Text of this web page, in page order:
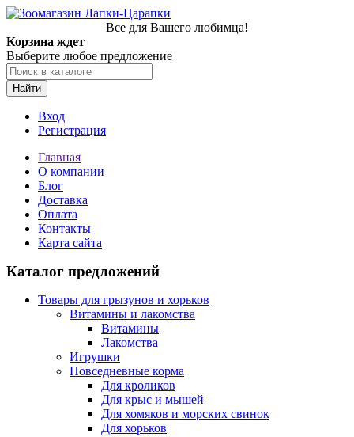
Все для Вашего любимца!
Корзина ждет
Выберите любое предложение
Найти
Вход
Регистрация
Главная
О компании
Блог
Доставка
Оплата
Контакты
Карта сайта
Каталог предложений
Товары для грызунов и хорьков
Витамины и лакомства
Витамины
Лакомства
Игрушки
Повседневные корма
Для кроликов
Для крыс и мышей
Для хомяков и морских свинок
Для хорьков